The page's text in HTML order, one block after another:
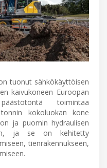
tuonut sähkökäyttöisen
kaivukoneen Euroopan
toimintaa
kokoluokan kone
ja puomin hydraulisen
ja se on kehitetty
tienrakennukseen,